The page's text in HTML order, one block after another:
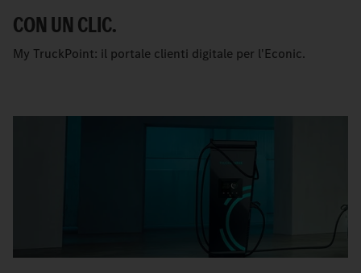
CON UN CLIC.
My TruckPoint: il portale clienti digitale per l'Econic.